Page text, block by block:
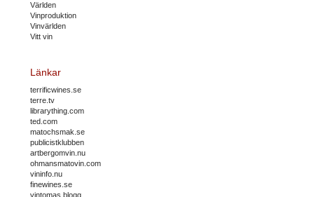
Världen
Vinproduktion
Vinvärlden
Vitt vin
Länkar
terrificwines.se
terre.tv
librarything.com
ted.com
matochsmak.se
publicistklubben
artbergomvin.nu
ohmansmatovin.com
vininfo.nu
finewines.se
vintomas blogg